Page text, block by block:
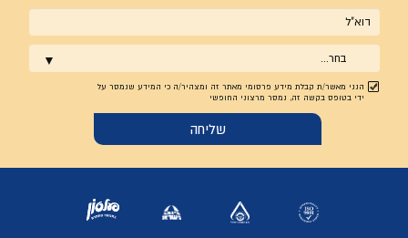
שם
מלא
טלפון
אימייל
בחר...
הנני מאשר/ת קבלת מידע פרסומי מאתר זה ומצהיר/ה כי המידע שנמסר על
ידי בטופס בקשה זה, נמסר מרצוני החופשי